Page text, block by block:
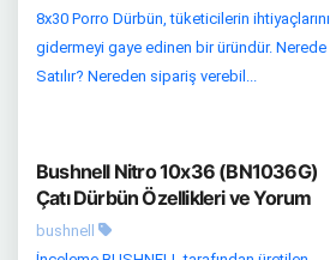
8x30 Porro Dürbün, tüketicilerin ihtiyaçlarını
gidermeyi gaye edinen bir üründür. Nerede
Satılır? Nereden sipariş verebil...
Bushnell Nitro 10x36 (BN1036G)
Çatı Dürbün Özellikleri ve Yorum
bushnell